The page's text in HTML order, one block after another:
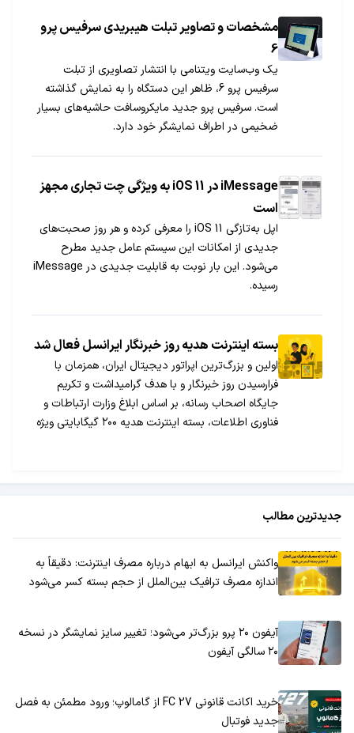
مشخصات و تصاویر تبلت هیبریدی سرفیس پرو
6
یک وب‌سایت ویتنامی با انتشار تصاویری از تبلت
سرفیس پرو 6، ظاهر این دستگاه را به نمایش گذاشته
است. سرفیس پرو جدید مایکروسافت حاشیه‌های بسیار
ضخیمی در اطراف نمایشگر خود دارد.
iMessage در iOS 11 به ویژگی چت تجاری مجهز
است
اپل به‌تازگی iOS 11 را معرفی کرده و هر روز صحبت‌های
جدیدی از امکانات این سیستم عامل جدید مطرح
می‌شود. این بار نوبت به قابلیت جدیدی در iMessage
رسیده.
بسته اینترنت هدیه روز خبرنگار ایرانسل فعال شد
اولین و بزرگ‌ترین اپراتور دیجیتال ایران، همزمان با
فرارسیدن روز خبرنگار و با هدف گرامیداشت و تکریم
جایگاه اصحاب رسانه، بر اساس ابلاغ وزارت ارتباطات و
فناوری اطلاعات، بسته اینترنت هدیه ۲۰۰ گیگابایتی ویژه
جدیدترین مطالب
واکنش ایرانسل به ابهام درباره مصرف اینترنت: دقیقاً به
اندازه مصرف ترافیک بین‌الملل از حجم بسته کسر می‌شود
آیفون ۲۰ پرو بزرگ‌تر می‌شود؛ تغییر سایز نمایشگر در نسخه
۲۰ سالگی آیفون
خرید اکانت قانونی FC 27 از گامالوپ؛ ورود مطمئن به فصل
جدید فوتبال